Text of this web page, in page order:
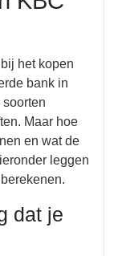
het kopen
bank in
Maar hoe
en wat de
leggen
dat je